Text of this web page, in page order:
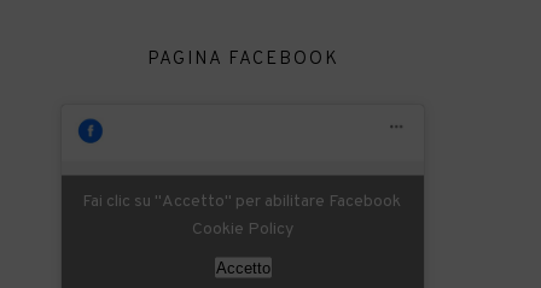
PAGINA FACEBOOK
Fai clic su "Accetto" per abilitare Facebook
Cookie Policy
Accetto